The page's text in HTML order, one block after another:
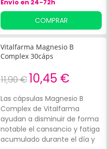
articulaciones doloridas. Arti''
Calm ayuda a mantener el
funcionamiento normal de
las articulaciones.
Envío en 24-72h
COMPRAR
Vitalfarma Magnesio B
Complex 30cáps
11,90 €10,45 €
Las cápsulas Magnesio B
Complex de Vitalfarma
ayudan a disminuir de forma
notable el cansancio y fatiga
acumulado durante el día y